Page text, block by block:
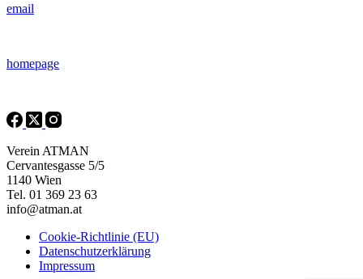
email
homepage
Verein ATMAN
Cervantesgasse 5/5
1140 Wien
Tel. 01 369 23 63
info@atman.at
Cookie-Richtlinie (EU)
Datenschutzerklärung
Impressum